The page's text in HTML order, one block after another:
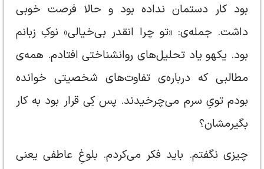
بود کار دستمان نداده بود و حالا فرصت خوبی
داشت. جمله‌ی: «تو چرا انقدر بی‌خیالی» نوکِ زبانم
بود. یکهو یاد تحلیل‌های روانشناختی افتادم. همه‌ی
مطالبی که درباره‌ی تفاوت‌های شخصیتی خوانده
بودم تویِ سرم می‌چرخیدند. پس کِی قرار بود به کار
بگیرمشان؟
چیزی نگفتم. باید فکر می‌کردم. بلوغِ عاطفی یعنی